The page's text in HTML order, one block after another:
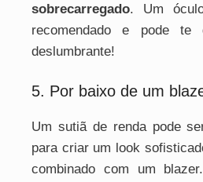
sobrecarregado. Um
recomendado e pode te
deslumbrante!
5. Por baixo de um
Um sutiã de renda pode
para criar um look
combinado com um